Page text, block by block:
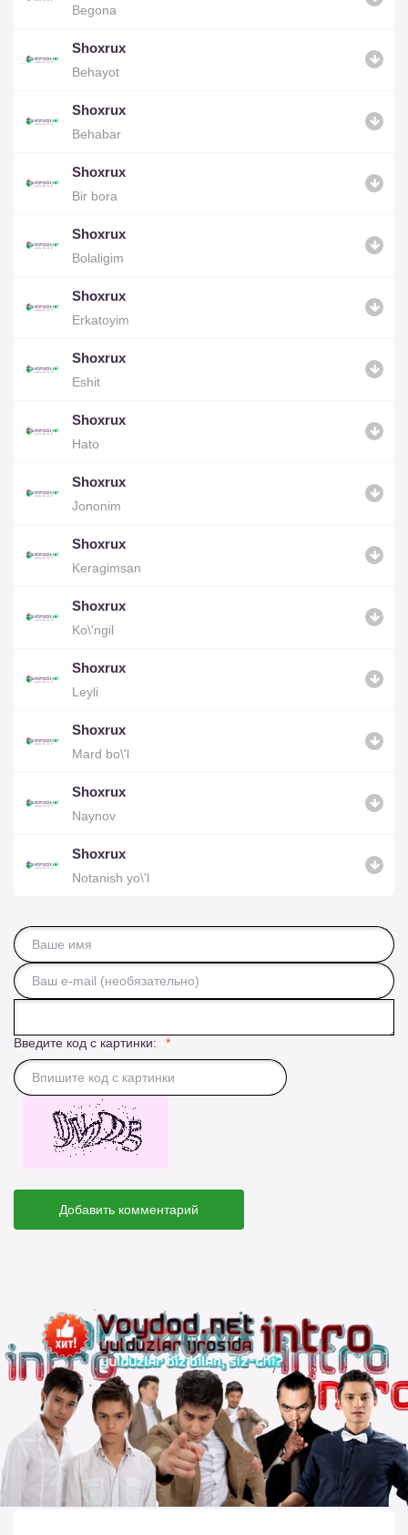
Begona
Shoxrux
Behayot
Shoxrux
Behabar
Shoxrux
Bir bora
Shoxrux
Bolaligim
Shoxrux
Erkatoyim
Shoxrux
Eshit
Shoxrux
Hato
Shoxrux
Jononim
Shoxrux
Keragimsan
Shoxrux
Ko\'ngil
Shoxrux
Leyli
Shoxrux
Mard bo\'l
Shoxrux
Naynov
Shoxrux
Notanish yo\'l
Введите код с картинки:
Добавить комментарий